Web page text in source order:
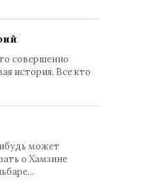
совершенно
история. Все кто
может
о Хамзине